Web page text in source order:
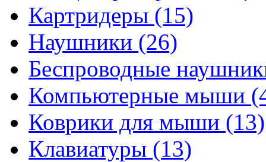
Картридеры (15)
Наушники (26)
Беспроводные
Компьютерные мыши
Коврики для мыши (13)
Клавиатуры (13)